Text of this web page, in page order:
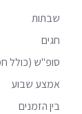
שבתות
חגים
סופ"ש (כולל
אמצע שבוע
בין הזמנים